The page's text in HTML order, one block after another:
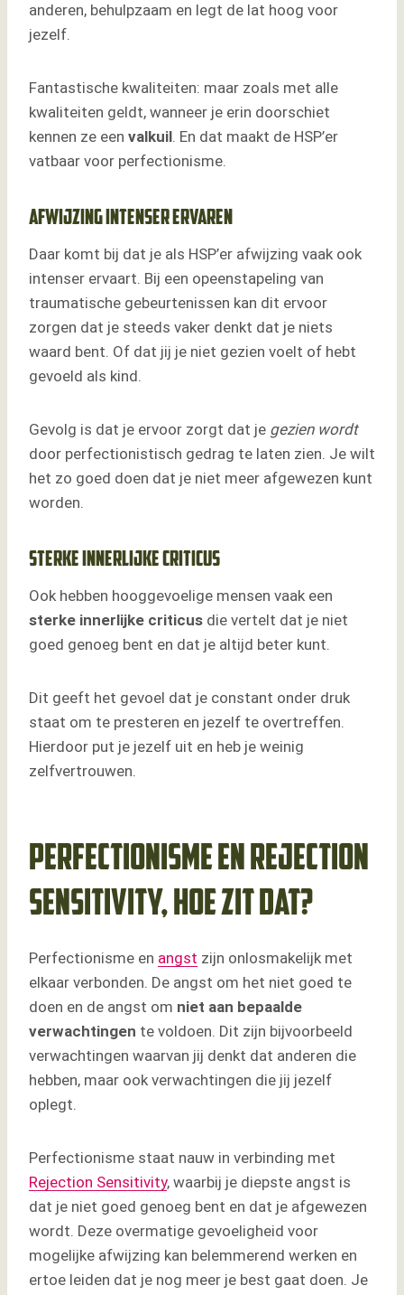
anderen, behulpzaam en legt de lat hoog voor
jezelf.
Fantastische kwaliteiten: maar zoals met alle
kwaliteiten geldt, wanneer je erin doorschiet
kennen ze een valkuil. En dat maakt de HSP’er
vatbaar voor perfectionisme.
Afwijzing intenser ervaren
Daar komt bij dat je als HSP’er afwijzing vaak ook
intenser ervaart. Bij een opeenstapeling van
traumatische gebeurtenissen kan dit ervoor
zorgen dat je steeds vaker denkt dat je niets
waard bent. Of dat jij je niet gezien voelt of hebt
gevoeld als kind.
Gevolg is dat je ervoor zorgt dat je gezien wordt
door perfectionistisch gedrag te laten zien. Je wilt
het zo goed doen dat je niet meer afgewezen kunt
worden.
Sterke innerlijke criticus
Ook hebben hooggevoelige mensen vaak een
sterke innerlijke criticus die vertelt dat je niet
goed genoeg bent en dat je altijd beter kunt.
Dit geeft het gevoel dat je constant onder druk
staat om te presteren en jezelf te overtreffen.
Hierdoor put je jezelf uit en heb je weinig
zelfvertrouwen.
Perfectionisme en Rejection
Sensitivity, hoe zit dat?
Perfectionisme en angst zijn onlosmakelijk met
elkaar verbonden. De angst om het niet goed te
doen en de angst om niet aan bepaalde
verwachtingen te voldoen. Dit zijn bijvoorbeeld
verwachtingen waarvan jij denkt dat anderen die
hebben, maar ook verwachtingen die jij jezelf
oplegt.
Perfectionisme staat nauw in verbinding met
Rejection Sensitivity, waarbij je diepste angst is
dat je niet goed genoeg bent en dat je afgewezen
wordt. Deze overmatige gevoeligheid voor
mogelijke afwijzing kan belemmerend werken en
ertoe leiden dat je nog meer je best gaat doen. Je